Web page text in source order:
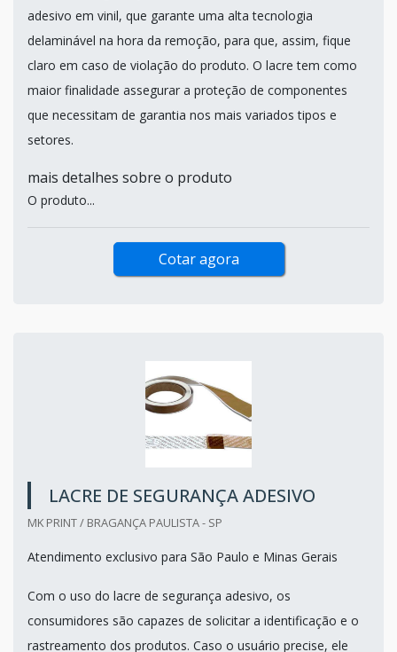
adesivo em vinil, que garante uma alta tecnologia
delaminável na hora da remoção, para que, assim, fique
claro em caso de violação do produto. O lacre tem como
maior finalidade assegurar a proteção de componentes
que necessitam de garantia nos mais variados tipos e
setores.
mais detalhes sobre o produto
O produto...
Cotar agora
LACRE DE SEGURANÇA ADESIVO
MK PRINT / BRAGANÇA PAULISTA - SP
Atendimento exclusivo para São Paulo e Minas Gerais
Com o uso do lacre de segurança adesivo, os
consumidores são capazes de solicitar a identificação e o
rastreamento dos produtos. Caso o usuário precise, ele